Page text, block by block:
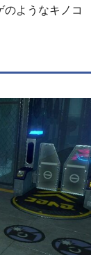
ようなキノコ